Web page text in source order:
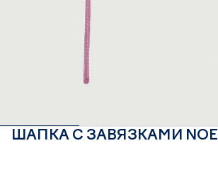
ШАПКА С ЗАВЯЗКАМИ NOE